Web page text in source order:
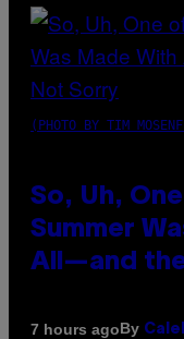
(PHOTO BY TIM
So, Uh,
Summer
All—and
7 hours agoBy